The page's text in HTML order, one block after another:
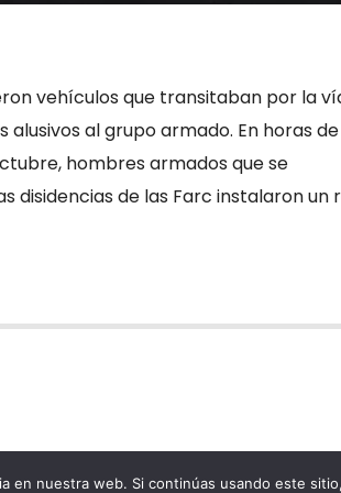
vehículos que transitaban por la
al grupo armado. En horas
hombres armados que se
disidencias de las Farc instalaron un
en nuestra web. Si continúas usando este